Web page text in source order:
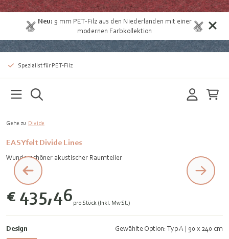
Neu: 9 mm PET-Filz aus den Niederlanden mit einer
modernen Farbkollektion
Spezialist für PET-Filz
Gehe zu Divide
EASYfelt Divide Lines
Wunderschöner akustischer Raumteiler
€ 435,46 pro Stück (Inkl. MwSt.)
Design Gewählte Option: Typ A | 90 x 240 cm